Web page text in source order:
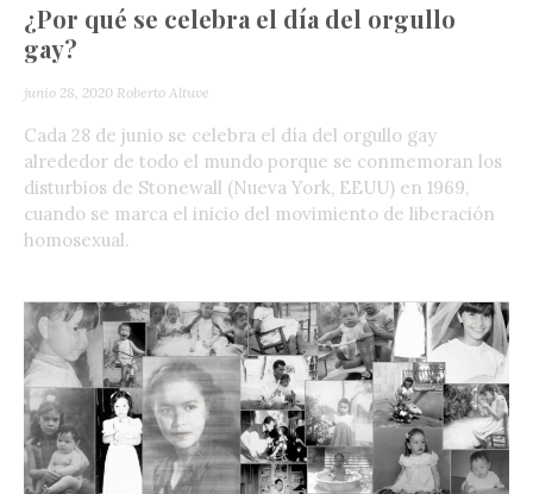
¿Por qué se celebra el día del orgullo
gay?
junio 28, 2020 Roberto Altuve
Cada 28 de junio se celebra el día del orgullo gay
alrededor de todo el mundo porque se conmemoran los
disturbios de Stonewall (Nueva York, EEUU) en 1969,
cuando se marca el inicio del movimiento de liberación
homosexual.